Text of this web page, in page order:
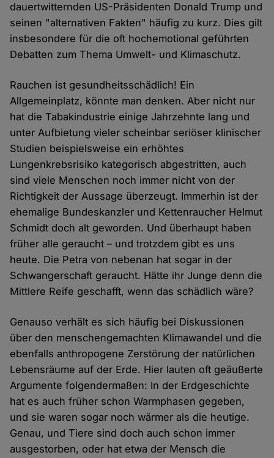
dauertwitternden US-Präsidenten Donald Trump und
seinen "alternativen Fakten" häufig zu kurz. Dies gilt
insbesondere für die oft hochemotional geführten
Debatten zum Thema Umwelt- und Klimaschutz.
Rauchen ist gesundheitsschädlich! Ein
Allgemeinplatz, könnte man denken. Aber nicht nur
hat die Tabakindustrie einige Jahrzehnte lang und
unter Aufbietung vieler scheinbar seriöser klinischer
Studien beispielsweise ein erhöhtes
Lungenkrebsrisiko kategorisch abgestritten, auch
sind viele Menschen noch immer nicht von der
Richtigkeit der Aussage überzeugt. Immerhin ist der
ehemalige Bundeskanzler und Kettenraucher Helmut
Schmidt doch alt geworden. Und überhaupt haben
früher alle geraucht – und trotzdem gibt es uns
heute. Die Petra von nebenan hat sogar in der
Schwangerschaft geraucht. Hätte ihr Junge denn die
Mittlere Reife geschafft, wenn das schädlich wäre?
Genauso verhält es sich häufig bei Diskussionen
über den menschengemachten Klimawandel und die
ebenfalls anthropogene Zerstörung der natürlichen
Lebensräume auf der Erde. Hier lauten oft geäußerte
Argumente folgendermaßen: In der Erdgeschichte
hat es auch früher schon Warmphasen gegeben,
und sie waren sogar noch wärmer als die heutige.
Genau, und Tiere sind doch auch schon immer
ausgestorben, oder hat etwa der Mensch die